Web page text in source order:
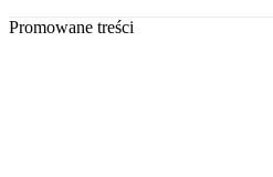
Promowane treści